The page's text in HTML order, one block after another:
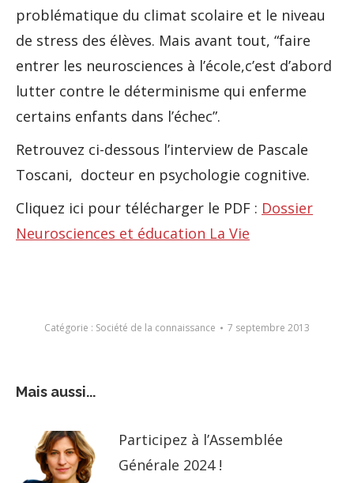
problématique du climat scolaire et le niveau
de stress des élèves. Mais avant tout, “faire
entrer les neurosciences à l’école,c’est d’abord
lutter contre le déterminisme qui enferme
certains enfants dans l’échec”.
Retrouvez ci-dessous l’interview de Pascale
Toscani, docteur en psychologie cognitive.
Cliquez ici pour télécharger le PDF : Dossier
Neurosciences et éducation La Vie
Catégorie : Société de la connaissance 7 septembre 2013
Mais aussi...
Participez à l’Assemblée
Générale 2024 !